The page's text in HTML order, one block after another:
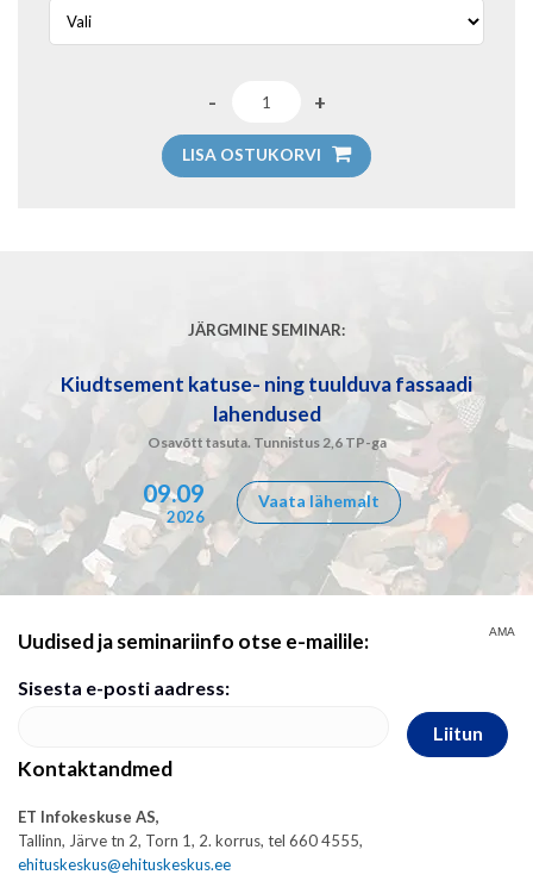
LISA OSTUKORVI
JÄRGMINE SEMINAR:
Kiudtsement katuse- ning tuulduva fassaadi
lahendused
Osavõtt tasuta. Tunnistus 2,6 TP-ga
09.09
2026
Vaata lähemalt
Uudised ja seminariinfo otse e-mailile:
Sisesta e-posti aadress:
Liitun
Kontaktandmed
ET Infokeskuse AS,
Tallinn, Järve tn 2, Torn 1, 2. korrus, tel 660 4555,
ehituskeskus@ehituskeskus.ee
AMA